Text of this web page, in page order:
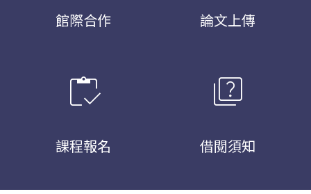
館際合作 論文上傳
inventory
課程報名
quiz
借閱須知